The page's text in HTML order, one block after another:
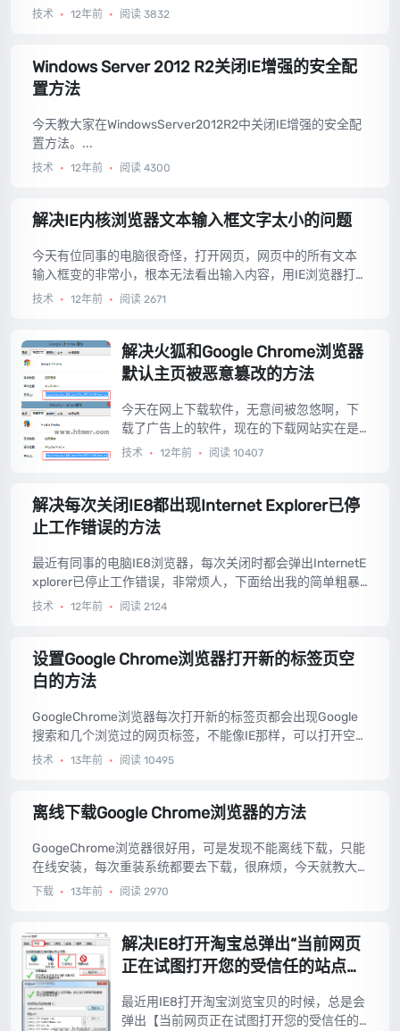
恼，今天在网上终于找到了离线下载最新浏览器Flash插件fla
技术 • 12年前 • 阅读 3832
Windows Server 2012 R2关闭IE增强的安全配
置方法
今天教大家在WindowsServer2012R2中关闭IE增强的安全配
置方法。...
技术 • 12年前 • 阅读 4300
解决IE内核浏览器文本输入框文字太小的问题
今天有位同事的电脑很奇怪，打开网页，网页中的所有文本
输入框变的非常小，根本无法看出输入内容，用IE浏览器打开
如此，360浏览器也是如此，后来试了好多款IE内核的浏览器
技术 • 12年前 • 阅读 2671
解决火狐和Google Chrome浏览器
默认主页被恶意篡改的方法
今天在网上下载软件，无意间被忽悠啊，下
载了广告上的软件，现在的下载网站实在是
垃圾，用一些广告来诱导用户下载，广告上
赚了，真想骂娘，太无耻。更可恶的是下载
了广告上的软件我并没有发现有什么异常，
没有安装，然后电脑被恶意修改，这里我遇
到的问题就是火狐和GoogleChrome浏览器
默认主页被恶意篡改，具体情况请往下
看。...
技术 • 12年前 • 阅读 10407
解决每次关闭IE8都出现Internet Explorer已停
止工作错误的方法
最近有同事的电脑IE8浏览器，每次关闭时都会弹出InternetE
xplorer已停止工作错误，非常烦人，下面给出我的简单粗暴
的解决方法。...
技术 • 12年前 • 阅读 2124
设置Google Chrome浏览器打开新的标签页空
白的方法
GoogleChrome浏览器每次打开新的标签页都会出现Google
搜索和几个浏览过的网页标签，不能像IE那样，可以打开空白
页，下面就教大家设置GoogleChrome浏览器打开新的标签页
技术 • 13年前 • 阅读 10495
离线下载Google Chrome浏览器的方法
GoogeChrome浏览器很好用，可是发现不能离线下载，只能
在线安装，每次重装系统都要去下载，很麻烦，今天就教大
家离线下载GoogleChrome浏览器的方法。...
下载 • 13年前 • 阅读 2970
解决IE8打开淘宝总弹出“当前网页
正在试图打开您的受信任的站点列
最近用IE8打开淘宝浏览宝贝的时候，总是会
弹出【当前网页正在试图打开您的受信任的